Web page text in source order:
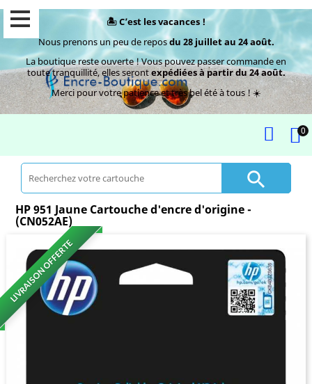
🏝️ C’est les vacances !
Nous prenons un peu de reposdu 28 juillet au 24 août.
La boutique reste ouverte ! Vous pouvez passer commande en
toute tranquillité, elles serontexpédiées à partir du 24 août.
Merci pour votre patience et très bel été à tous ! ☀️
0

HP 951 Jaune Cartouche d'encre d'origine -
(CN052AE)
LIVRAISON OFFERTE